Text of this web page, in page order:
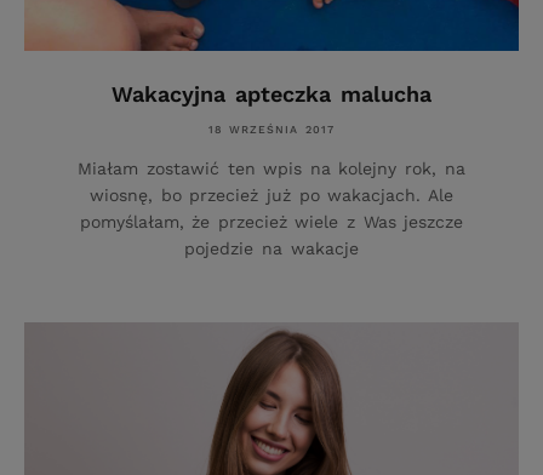
Wakacyjna apteczka malucha
18 WRZEŚNIA 2017
Miałam zostawić ten wpis na kolejny rok, na
wiosnę, bo przecież już po wakacjach. Ale
pomyślałam, że przecież wiele z Was jeszcze
pojedzie na wakacje